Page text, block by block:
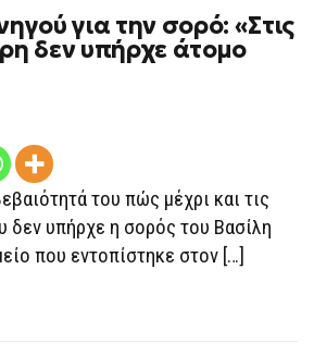
για την σορό: «Στις
δεν υπήρχε άτομο
του πώς μέχρι και τις
δεν υπήρχε η σορός του Βασίλη
που εντοπίστηκε στον […]